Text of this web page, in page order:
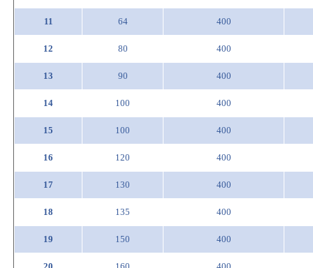
11 64 400
12 80 400
13 90 400
14 100 400
15 100 400
16 120 400
17 130 400
18 135 400
19 150 400